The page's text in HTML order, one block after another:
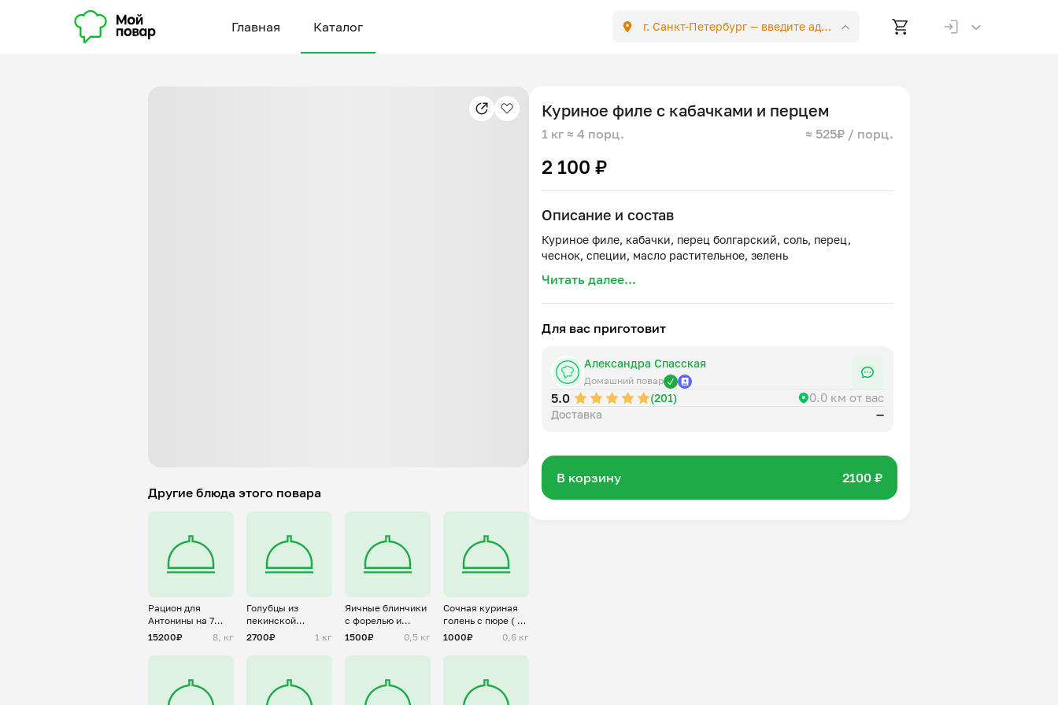
Главная Каталог г. Санкт-Петербург —введите адрес
Другие блюда этого повара
Рацион для
Антонины на 7
дней
15200₽ 8, кг
Голубцы из
пекинской
капусты с
2700₽ 1 кг
Яичные блинчики
с форелью и
творожным
1500₽ 0,5 кг
Сочная куриная
голень с пюре ( на
2 персоны)
1000₽ 0,6 кг
Куриное филе с кабачками и перцем
1 кг ≈ 4 порц. ≈ 525₽ / порц.
2 100 ₽
Описание и состав
Куриное филе, кабачки, перец болгарский, соль, перец,
Читать далее...
Для вас приготовит
Александра Спасская
Домашний повар
5.0 (201) 0.0 км от вас
Доставка —
В корзину 2100 ₽